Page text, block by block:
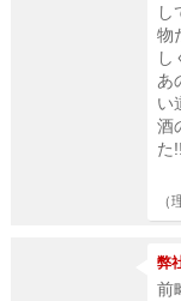
し
物
し
あ
い
酒
た!!
弊
前